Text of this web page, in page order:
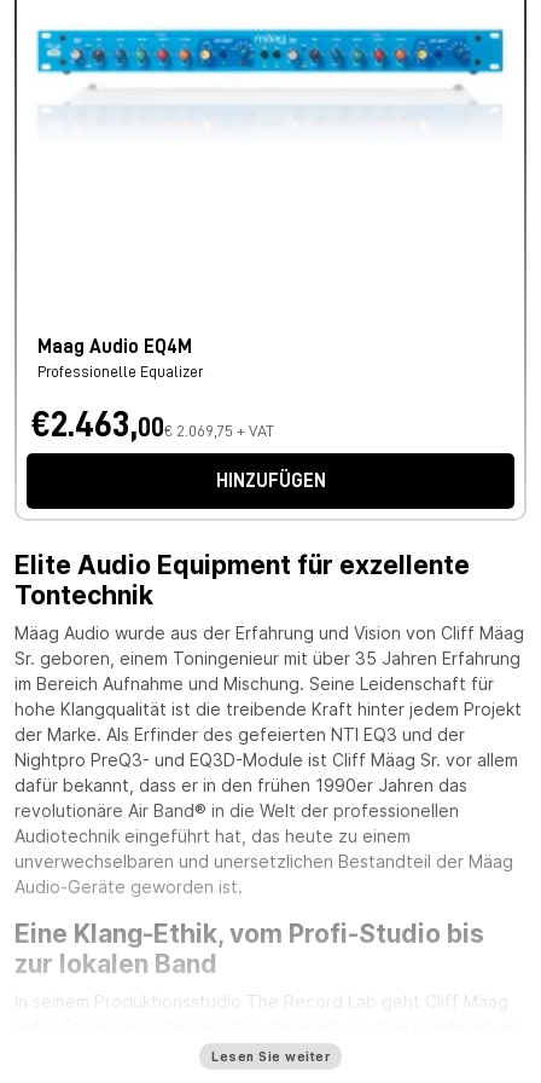
Maag Audio EQ4M
Professionelle Equalizer
€2.463,00€ 2.069,75 + VAT
HINZUFÜGEN
Elite Audio Equipment für exzellente
Tontechnik
Mäag Audio wurde aus der Erfahrung und Vision von Cliff Mäag
Sr. geboren, einem Toningenieur mit über 35 Jahren Erfahrung
im Bereich Aufnahme und Mischung. Seine Leidenschaft für
hohe Klangqualität ist die treibende Kraft hinter jedem Projekt
der Marke. Als Erfinder des gefeierten NTI EQ3 und der
Nightpro PreQ3- und EQ3D-Module ist Cliff Mäag Sr. vor allem
dafür bekannt, dass er in den frühen 1990er Jahren das
revolutionäre Air Band® in die Welt der professionellen
Audiotechnik eingeführt hat, das heute zu einem
unverwechselbaren und unersetzlichen Bestandteil der Mäag
Audio-Geräte geworden ist.
Eine Klang-Ethik, vom Profi-Studio bis
zur lokalen Band
In seinem Produktionsstudio The Record Lab geht Cliff Mäag
egal ob es sich um einen international bekannten Künstler oder
Lesen Sie weiter